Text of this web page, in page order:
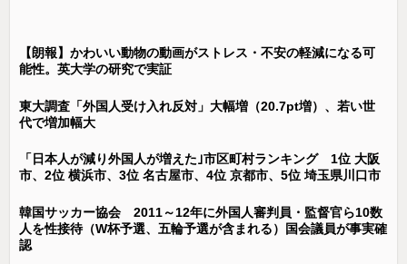
【朗報】かわいい動物の動画がストレス・不安の軽減になる可
能性。英大学の研究で実証
東大調査「外国人受け入れ反対」大幅増（20.7pt増）、若い世
代で増加幅大
「日本人が減り外国人が増えた｣市区町村ランキング 1位 大阪
市、2位 横浜市、3位 名古屋市、4位 京都市、5位 埼玉県川口市
韓国サッカー協会 2011～12年に外国人審判員・監督官ら10数
人を性接待（W杯予選、五輪予選が含まれる）国会議員が事実確
認